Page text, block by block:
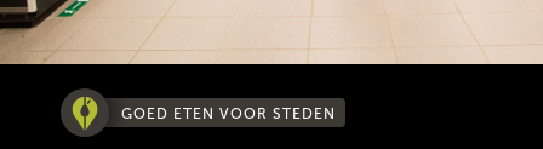
GOED ETEN VOOR STEDEN